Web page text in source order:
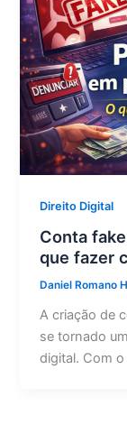
Direito Digital
Conta
que fazer
Daniel Romano
A criação de
se tornado
digital. Com